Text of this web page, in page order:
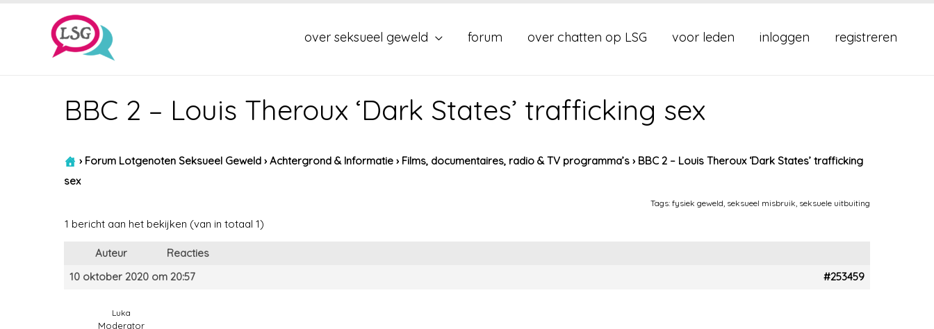
over seksueel geweld forum over chatten op LSG voor leden inloggen registreren
BBC 2 – Louis Theroux ‘Dark States’ trafficking sex
› Forum Lotgenoten Seksueel Geweld › Achtergrond & Informatie › Films, documentaires, radio & TV programma’s › BBC 2 – Louis Theroux ‘Dark States’ trafficking
sex
Tags: fysiek geweld, seksueel misbruik, seksuele uitbuiting
1 bericht aan het bekijken (van in totaal 1)
Auteur
Reacties
10 oktober 2020 om 20:57
#253459
Luka
Moderator